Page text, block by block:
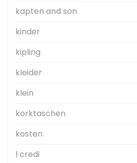
kapten and son
kinder
kipling
kleider
klein
korktaschen
kosten
l credi